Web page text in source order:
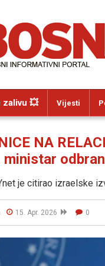
zalivu 💥 Vijesti
NA
ministar
je citirao izraelske
15. Apr. 2026 0